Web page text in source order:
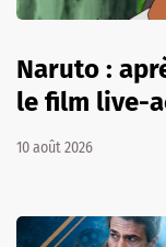
Naruto :
le film live-
10 août 2026